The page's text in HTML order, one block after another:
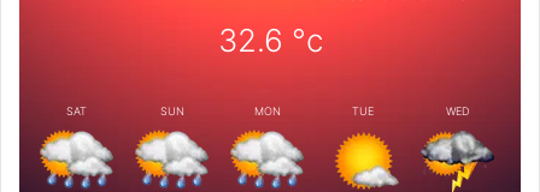
32.6 °c
SAT SUN MON TUE WED